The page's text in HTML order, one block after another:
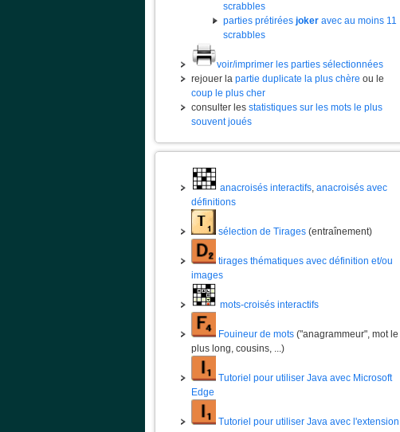
scrabbles
parties prétirées joker avec au moins 11
scrabbles
voir/imprimer les parties sélectionnées
rejouer la partie duplicate la plus chère ou le
coup le plus cher
consulter les statistiques sur les mots le plus
souvent joués
anacroisés interactifs, anacroisés avec
définitions
sélection de Tirages (entraînement)
tirages thématiques avec définition et/ou
images
mots-croisés interactifs
Fouineur de mots ("anagrammeur", mot le
plus long, cousins, ...)
Tutoriel pour utiliser Java avec Microsoft
Edge
Tutoriel pour utiliser Java avec l'extension